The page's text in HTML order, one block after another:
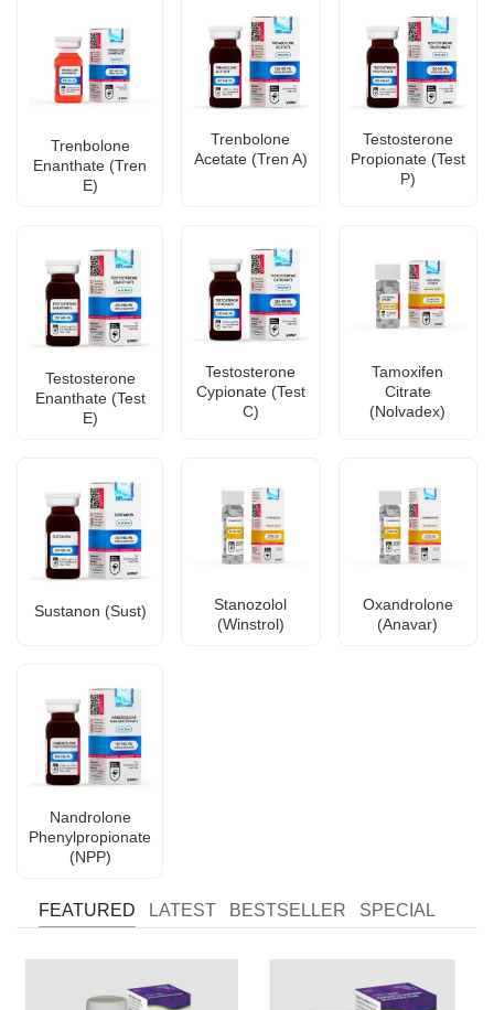
Trenbolone
Enanthate (Tren
E)
Trenbolone
Acetate (Tren A)
Testosterone
Propionate (Test
P)
Testosterone
Enanthate (Test
E)
Testosterone
Cypionate (Test
C)
Tamoxifen
Citrate
(Nolvadex)
Sustanon (Sust)
Stanozolol
(Winstrol)
Oxandrolone
(Anavar)
Nandrolone
Phenylpropionate
(NPP)
FEATURED LATEST BESTSELLER SPECIAL